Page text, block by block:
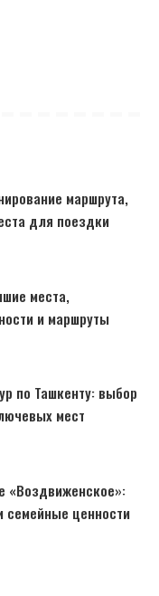
маршрута,
для поездки
места,
и маршруты
по Ташкенту: выбор
мест
«Воздвиженское»:
семейные ценности